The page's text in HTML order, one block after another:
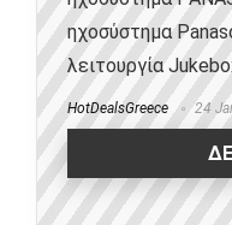
ηχοσύστημα
λειτουργία
HotDealsGreece 24